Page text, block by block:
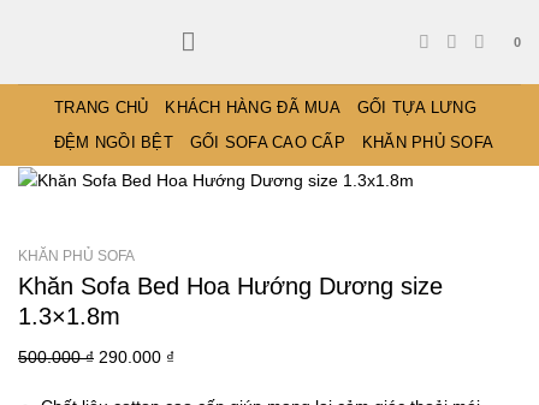
0
TRANG CHỦ KHÁCH HÀNG ĐÃ MUA
GỐI TỰA LƯNG
ĐỆM NGỒI BỆT
GỐI SOFA CAO CẤP KHĂN PHỦ SOFA
KHĂN PHỦ SOFA
Khăn Sofa Bed Hoa Hướng Dương size
1.3×1.8m
500.000₫ Giá
290.000 ₫